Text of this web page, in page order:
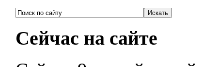
Сейчас на сайте